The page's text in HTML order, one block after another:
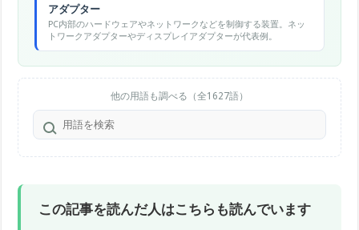
アダプター
PC内部のハードウェアやネットワークなどを制御する装置。ネッ
トワークアダプターやディスプレイアダプターが代表例。
他の用語も調べる（全1627語）
この記事を読んだ人はこちらも読んでいます